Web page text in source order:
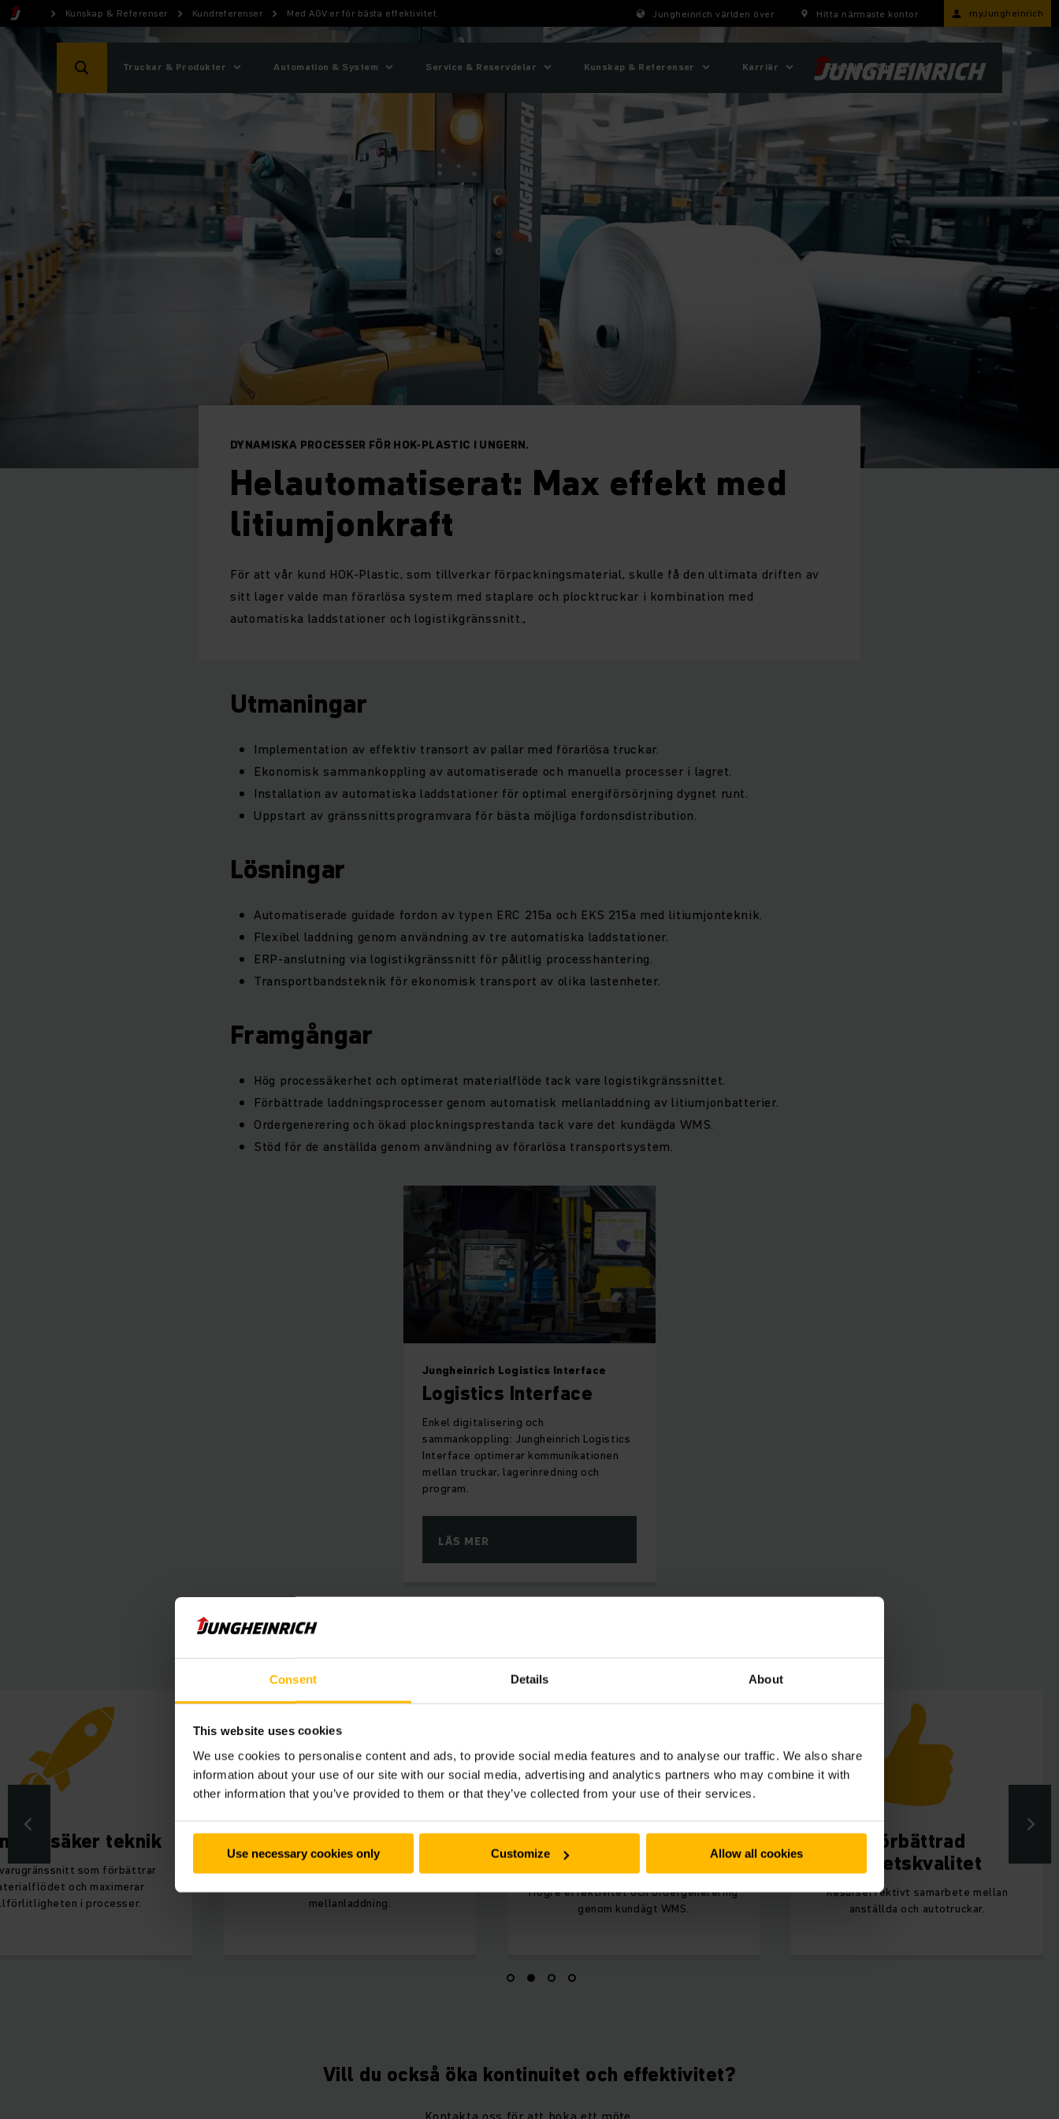
Consent Details About
This website uses cookies
We use cookies to personalise content and ads, to provide social media features and to analyse our traffic. We also share
information about your use of our site with our social media, advertising and analytics partners who may combine it with
other information that you’ve provided to them or that they’ve collected from your use of their services.
Use necessary cookies only Customize Allow all cookies
Kunskap & Referenser Kundreferenser Med AGV:er för bästa effektivitet. Jungheinrich världen över Hitta närmaste kontor myJungheinrich
Truckar & Produkter Automation & System Service & Reservdelar Kunskap & Referenser Karriär Kontakt & Om oss
DYNAMISKA PROCESSER FÖR HOK-PLASTIC I UNGERN.
Helautomatiserat: Max effekt med
litiumjonkraft
För att vår kund HOK-Plastic, som tillverkar förpackningsmaterial, skulle få den ultimata driften av
sitt lager valde man förarlösa system med staplare och plocktruckar i kombination med
automatiska laddstationer och logistikgränssnitt.,
Utmaningar
Implementation av effektiv transort av pallar med förarlösa truckar.
Ekonomisk sammankoppling av automatiserade och manuella processer i lagret.
Installation av automatiska laddstationer för optimal energiförsörjning dygnet runt.
Uppstart av gränssnittsprogramvara för bästa möjliga fordonsdistribution.
Lösningar
Automatiserade guidade fordon av typen ERC 215a och EKS 215a med litiumjonteknik.
Flexibel laddning genom användning av tre automatiska laddstationer.
ERP-anslutning via logistikgränssnitt för pålitlig processhantering.
Transportbandsteknik för ekonomisk transport av olika lastenheter.
Framgångar
Hög processäkerhet och optimerat materialflöde tack vare logistikgränssnittet.
Förbättrade laddningsprocesser genom automatisk mellanladdning av litiumjonbatterier.
Ordergenerering och ökad plockningsprestanda tack vare det kundägda WMS.
Stöd för de anställda genom användning av förarlösa transportsystem.
Jungheinrich Logistics Interface
Logistics Interface
Enkel digitalisering och
sammankoppling: Jungheinrich Logistics
Interface optimerar kommunikationen
mellan truckar, lagerinredning och
program.
LÄS MER
HOK-Plastic i korthet:
teknik
som förbättrar
och maximerar
i processer.
Litiumjonkraft
Ekonomiska laddningsprocesser genom
mellanladdning.
Ökad produktivitet och
Högre effektivitet och ordergenerering
genom kundägt WMS.
Förbättrad
arbetskvalitet
Resurseffektivt samarbete mellan
anställda och autotruckar.
Vill du också öka kontinuitet och effektivitet?